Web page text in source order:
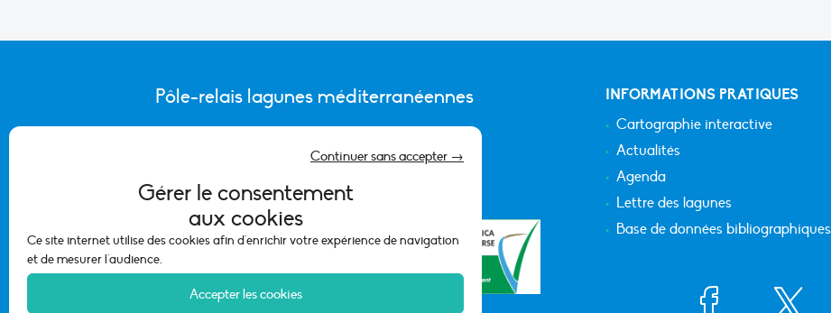
Gérer le consentement
aux cookies
Ce site internet utilise des cookies afin d'enrichir votre expérience de navigation
et de mesurer l'audience.
Accepter les cookies
Continuer sans accepter →
Pôle-relais lagunes méditerranéennes
CONTACTER L’ÉQUIPE DU PÔLE
INFORMATIONS PRATIQUES
Cartographie interactive
Actualités
Agenda
Lettre des lagunes
Base de données bibliographiques